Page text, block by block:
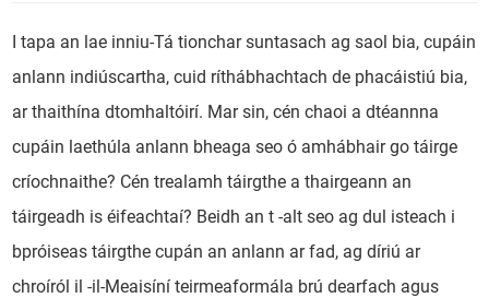
I tapa an lae inniu-Tá tionchar suntasach ag saol bia, cupáin
anlann indiúscartha, cuid ríthábhachtach de phacáistiú bia,
ar thaithína dtomhaltóirí. Mar sin, cén chaoi a dtéannna
cupáin laethúla anlann bheaga seo ó amhábhair go táirge
críochnaithe? Cén trealamh táirgthe a thairgeann an
táirgeadh is éifeachtaí? Beidh an t -alt seo ag dul isteach i
bpróiseas táirgthe cupán an anlann ar fad, ag díriú ar
chroíról il -il-Meaisíní teirmeaformála brú dearfach agus